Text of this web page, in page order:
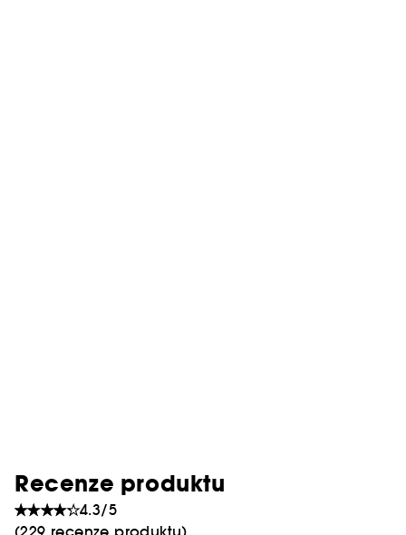
Recenze produktu
4.3/5
(229 recenze produktu)